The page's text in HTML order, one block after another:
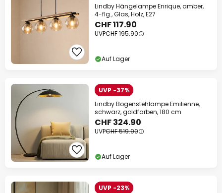
Lindby Hängelampe Enrique, amber,
4-flg., Glas, Holz, E27
CHF 117.90
UVPCHF 195.90
Auf Lager
UVP -37%
Lindby Bogenstehlampe Emilienne,
schwarz, goldfarben, 180 cm
CHF 324.90
UVPCHF 519.90
Auf Lager
UVP -23%